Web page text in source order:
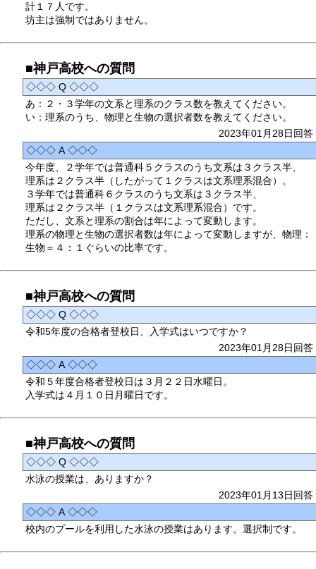
計１７人です。
坊主は強制ではありません。
■神戸高校への質問
◇◇◇ Q ◇◇◇
あ：２・３学年の文系と理系のクラス数を教えてください。
い：理系のうち、物理と生物の選択者数を教えてください。
2023年01月28日回答
◇◇◇ A ◇◇◇
今年度、２学年では普通科５クラスのうち文系は３クラス半、
理系は２クラス半（したがって１クラスは文系理系混合）。
３学年では普通科６クラスのうち文系は３クラス半、
理系は２クラス半（１クラスは文系理系混合）です。
ただし、文系と理系の割合は年によって変動します。
理系の物理と生物の選択者数は年によって変動しますが、物理：
生物＝４：１ぐらいの比率です。
■神戸高校への質問
◇◇◇ Q ◇◇◇
令和5年度の合格者登校日、入学式はいつですか？
2023年01月28日回答
◇◇◇ A ◇◇◇
令和５年度合格者登校日は３月２２日水曜日。
入学式は４月１０日月曜日です。
■神戸高校への質問
◇◇◇ Q ◇◇◇
水泳の授業は、ありますか？
2023年01月13日回答
◇◇◇ A ◇◇◇
校内のプールを利用した水泳の授業はあります。選択制です。